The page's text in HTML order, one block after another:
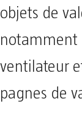
objets de
notamment
ventilateur
pagnes de